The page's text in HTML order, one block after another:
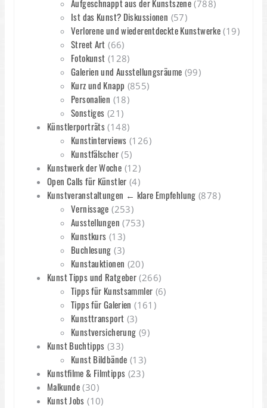
Aufgeschnappt aus der Kunstszene (788)
Ist das Kunst? Diskussionen (57)
Verlorene und wiederentdeckte Kunstwerke (19)
Street Art (66)
Fotokunst (128)
Galerien und Ausstellungsräume (99)
Kurz und Knapp (855)
Personalien (18)
Sonstiges (21)
Künstlerporträts (148)
Kunstinterviews (126)
Kunstfälscher(5)
Kunstwerk der Woche (12)
Open Calls für Künstler (4)
Kunstveranstaltungen ← klare Empfehlung (878)
Vernissage (253)
Ausstellungen (753)
Kunstkurs (13)
Buchlesung (3)
Kunstauktionen (20)
Kunst Tipps und Ratgeber (266)
Tipps für Kunstsammler (6)
Tipps für Galerien (161)
Kunsttransport (3)
Kunstversicherung (9)
Kunst Buchtipps (33)
Kunst Bildbände (13)
Kunstfilme & Filmtipps (23)
Malkunde (30)
Kunst Jobs (10)